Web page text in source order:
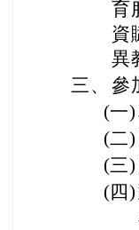
育
資
異
三、 參
(一)
(二)
(三)
(四)